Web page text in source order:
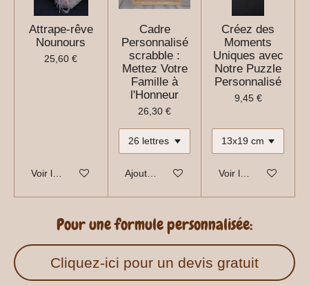
Attrape-rêve
Nounours
25,60 €
Voir les détails
Cadre
Personnalisé
scrabble :
Mettez Votre
Famille à
l'Honneur
26,30 €
Ajouter au panier
Créez des
Moments
Uniques avec
Notre Puzzle
Personnalisé
9,45 €
Voir les détails
Pour une formule personnalisée:
Cliquez-ici pour un devis gratuit